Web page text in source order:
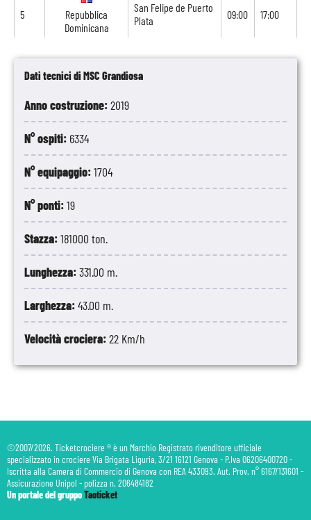
Dati tecnici di MSC Grandiosa
Anno costruzione:2019
N° ospiti: 6334
N° equipaggio:1704
N° ponti:19
Stazza:181000 ton.
Lunghezza:331.00 m.
Larghezza:43.00 m.
Velocità crociera:22 Km/h
5
Repubblica
Dominicana
San Felipe de Puerto
Plata
09:00 17:00
Navigazione
8
Bahamas
10
Bahamas
Ocean Cay 08:00 18:00
Messico
13
Messico
Costa Maya 07:00 15:00
14 Navigazione - -
©2007/2026. Ticketcrociere ® è un Marchio Registrato rivenditore ufficiale
specializzato in crociere Via Brigata Liguria, 3/21 16121 Genova - P.Iva 06206400720 -
Iscritta alla Camera di Commercio di Genova con REA 433093. Aut. Prov. n° 6167/131601 -
Assicurazione Unipol - polizza n. 206484182
Un portale del gruppoTaoticket